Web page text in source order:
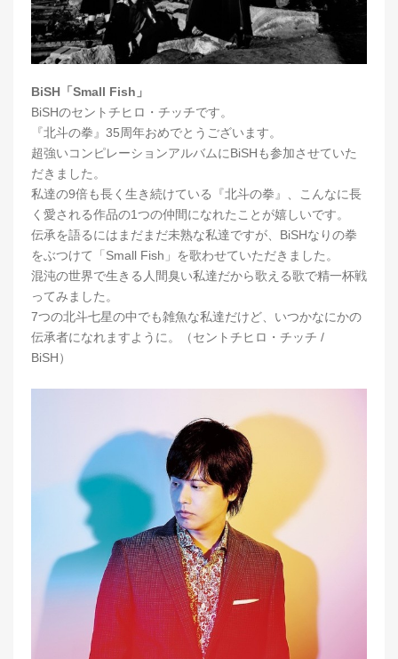
BiSH「Small Fish」
BiSHのセントチヒロ・チッチです。
『北斗の拳』35周年おめでとうございます。
超強いコンピレーションアルバムにBiSHも参加させていた
だきました。
私達の9倍も長く生き続けている『北斗の拳』、こんなに長
く愛される作品の1つの仲間になれたことが嬉しいです。
伝承を語るにはまだまだ未熟な私達ですが、BiSHなりの拳
をぶつけて「Small Fish」を歌わせていただきました。
混沌の世界で生きる人間臭い私達だから歌える歌で精一杯戦
ってみました。
7つの北斗七星の中でも雑魚な私達だけど、いつかなにかの
伝承者になれますように。（セントチヒロ・チッチ /
BiSH）